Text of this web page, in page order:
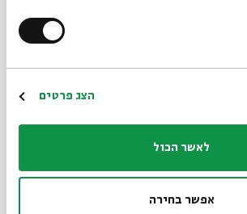
הצג פרטים
לאשר הכול
אפשר בחירה
10.08.13